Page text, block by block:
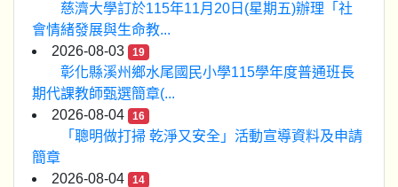
慈濟大學訂於115年11月20日(星期五)辦理「社
會情緒發展與生命教...
2026-08-03
19
彰化縣溪州鄉水尾國民小學115學年度普通班長
期代課教師甄選簡章(...
2026-08-04
16
「聰明做打掃 乾淨又安全」活動宣導資料及申請
簡章
2026-08-04
14